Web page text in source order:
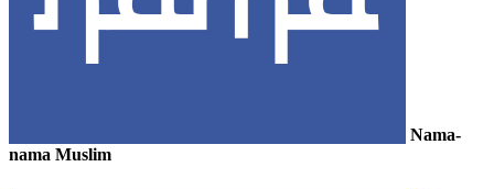
Nama-
nama Muslim